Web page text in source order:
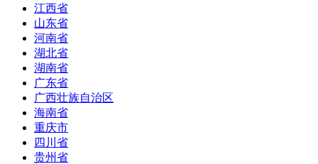
江西省
山东省
河南省
湖北省
湖南省
广东省
广西壮族自治区
海南省
重庆市
四川省
贵州省